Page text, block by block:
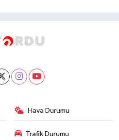
Hava Durumu
Trafik Durumu